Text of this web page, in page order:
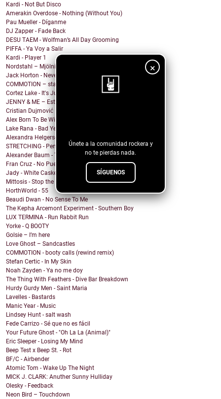
×
Únete a la comunidad rockera y
no te pierdas nada.
SÍGUENOS
Kardi - Not But Disco
Amerakin Overdose - Nothing (Without You)
Pau Mueller - Díganme
DJ Zapper - Fade Back
DESU TAEM - Wolfman’s All Day Grooming
PIFFA - Ya Voy a Salir
Kardi - Player 1
Nordstahl – Mjölnir
Jack Horton - Never Know Why (feat. Vesper Stockwell)
COMMOTION – stargazing
Cortez Lake - It's Just Me
JENNY & ME – Estate
Cristian Dujmović – Fin de un mundo
Alex Born To Be Wild - Nice Girls
Lake Rana - Bad Year
Alexandra Helgerson - We're Never Going Out
STRETCHING - Pencil Me In
Alexander Baum - Träume
Fran Cruz - No Puedo
Jady - White Casket
Mittosis - Stop the questions
HorthWorld - 55
Beaudi Dwan - No Sense To Me
The Kepha Arcemont Experiment - Southern Boy
LUX TERMINA - Run Rabbit Run
Yorke - Q BOOTY
Golsie – I’m here
Love Ghost – Sandcastles
COMMOTION - booty calls (rewind remix)
Stefan Certic - In My Skin
Noah Zayden - Ya no me doy
The Thing With Feathers - Dive Bar Breakdown
Hurdy Gurdy Men - Saint Maria
Lavelles - Bastards
Manic Year - Music
Lindsey Hunt - salt wash
Fede Carrizo - Sé que no es fácil
Your Future Ghost - "Oh La La (Animal)"
Eric Sleeper - Losing My Mind
Beep Test x Beep St. - Rot
BF/C - Airbender
Atomic Tom - Wake Up The Night
MICK J. CLARK: Anuther Sunny Hulliday
Olesky - Feedback
Neon Bird – Touchdown